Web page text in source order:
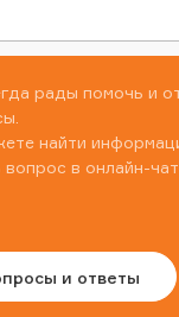
рады помочь и
найти
вопрос в онлайн-
и ответы